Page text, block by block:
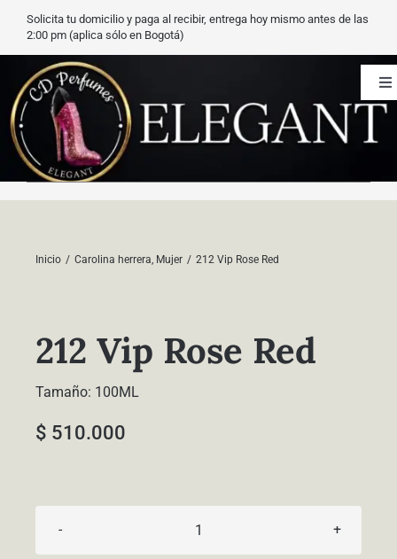
Saltar
contenido
Solicita tu domicilio y paga al recibir, entrega hoy mismo antes de las
2:00 pm (aplica sólo en Bogotá)
CD Perfumes
Blog
Contacto
Inicio Carolina herrera Mujer 212 Vip Rose Red
212 Vip Rose Red
Tamaño: 100ML
$ 510.000
212